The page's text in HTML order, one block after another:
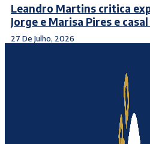
Leandro Martins critica
Jorge e Marisa Pires e
27 De Julho, 2026